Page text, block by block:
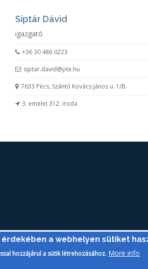
Siptár Dávid
igazgató
+36 30 486 0223
siptar.david@pte.hu
7633 Pécs, Szántó Kovács János u. 1/B.
3. emelet 312. iroda
a webhelyen sütiket
hozzájárul a sütik létrehozásához. More info